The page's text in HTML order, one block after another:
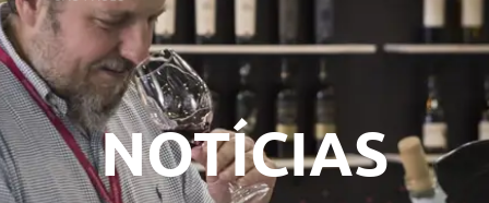
NOTÍCIAS